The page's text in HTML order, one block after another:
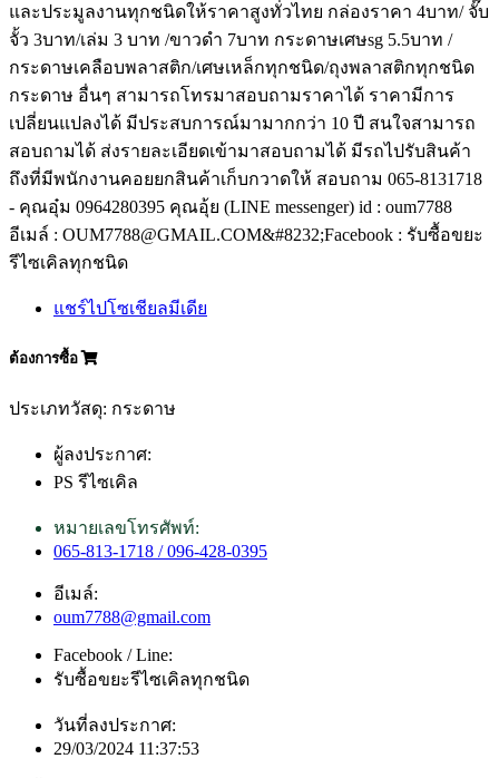
และประมูลงานทุกชนิดให้ราคาสูงทั่วไทย กล่องราคา 4บาท/ จั๊บ
จั้ว 3บาท/เล่ม 3 บาท /ขาวดำ 7บาท กระดาษเศษsg 5.5บาท /
กระดาษเคลือบพลาสติก/เศษเหล็กทุกชนิด/ถุงพลาสติกทุกชนิด
กระดาษ อื่นๆ สามารถโทรมาสอบถามราคาได้ ราคามีการ
เปลี่ยนแปลงได้ มีประสบการณ์มามากกว่า 10 ปี สนใจสามารถ
สอบถามได้ ส่งรายละเอียดเข้ามาสอบถามได้ มีรถไปรับสินค้า
ถึงที่มีพนักงานคอยยกสินค้าเก็บกวาดให้ สอบถาม 065-8131718
- คุณอุ๋ม 0964280395 คุณอุ้ย (LINE messenger) id : oum7788
อีเมล์ : OUM7788@GMAIL.COM&#8232;Facebook : รับซื้อขยะ
รีไซเคิลทุกชนิด
แชร์ไปโซเชียลมีเดีย
ต้องการซื้อ
ประเภทวัสดุ: กระดาษ
ผู้ลงประกาศ:
PS รีไซเคิล
หมายเลขโทรศัพท์:
065-813-1718 / 096-428-0395
อีเมล์:
oum7788@gmail.com
Facebook / Line:
รับซื้อขยะรีไซเคิลทุกชนิด
วันที่ลงประกาศ:
29/03/2024 11:37:53